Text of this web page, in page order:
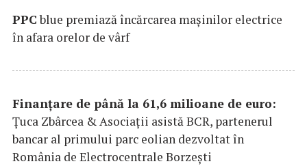
PPCblue premiază încărcarea maşinilor electrice
în afara orelor de vârf
Finanțare de până la 61,6 milioane de euro:
Țuca Zbârcea & Asociații asistă BCR, partenerul
bancar al primului parc eolian dezvoltat în
România de Electrocentrale Borzești